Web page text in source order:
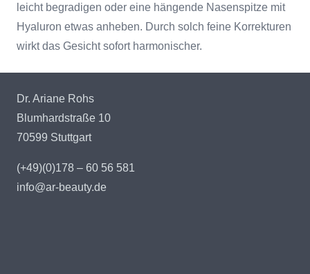
leicht begradigen oder eine hängende Nasenspitze mit
Hyaluron etwas anheben. Durch solch feine Korrekturen
wirkt das Gesicht sofort harmonischer.
Dr. Ariane Rohs
Blumhardstraße 10
70599 Stuttgart
(+49)(0)178 – 60 56 581
info@ar-beauty.de